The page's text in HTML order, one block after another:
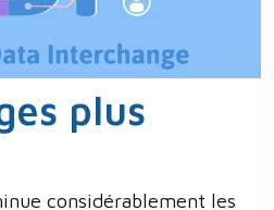
plus
considérablement les